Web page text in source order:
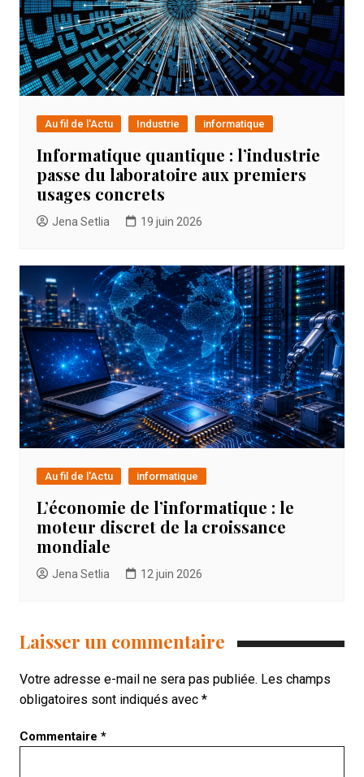
Au fil de l'Actu Industrie informatique
Informatique quantique : l’industrie
passe du laboratoire aux premiers
usages concrets
Jena Setlia 19 juin 2026
Au fil de l'Actu informatique
L’économie de l’informatique : le
moteur discret de la croissance
mondiale
Jena Setlia 12 juin 2026
Laisser un commentaire
Votre adresse e-mail ne sera pas publiée. Les champs
obligatoires sont indiqués avec *
Commentaire *